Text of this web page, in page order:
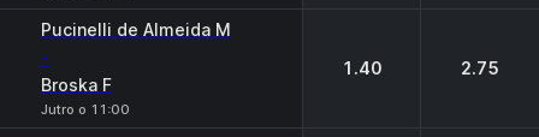
Pucinelli de Almeida M
-
Broska F
Jutro o 11:00
1.40 2.75